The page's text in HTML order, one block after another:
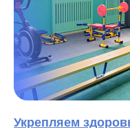
Укрепляем